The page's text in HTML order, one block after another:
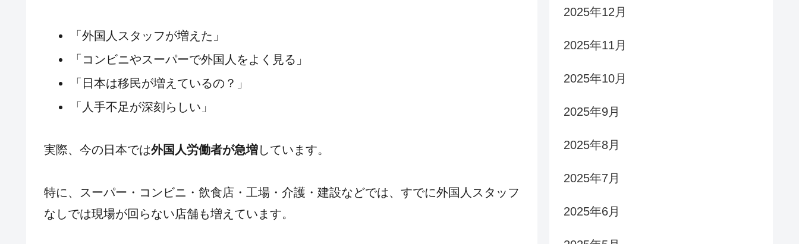
「外国人スタッフが増えた」
「コンビニやスーパーで外国人をよく見る」
「日本は移民が増えているの？」
「人手不足が深刻らしい」
実際、今の日本では外国人労働者が急増しています。
特に、スーパー・コンビニ・飲食店・工場・介護・建設などでは、すでに外国人スタッフ
なしでは現場が回らない店舗も増えています。
2025年12月
2025年11月
2025年10月
2025年9月
2025年8月
2025年7月
2025年6月